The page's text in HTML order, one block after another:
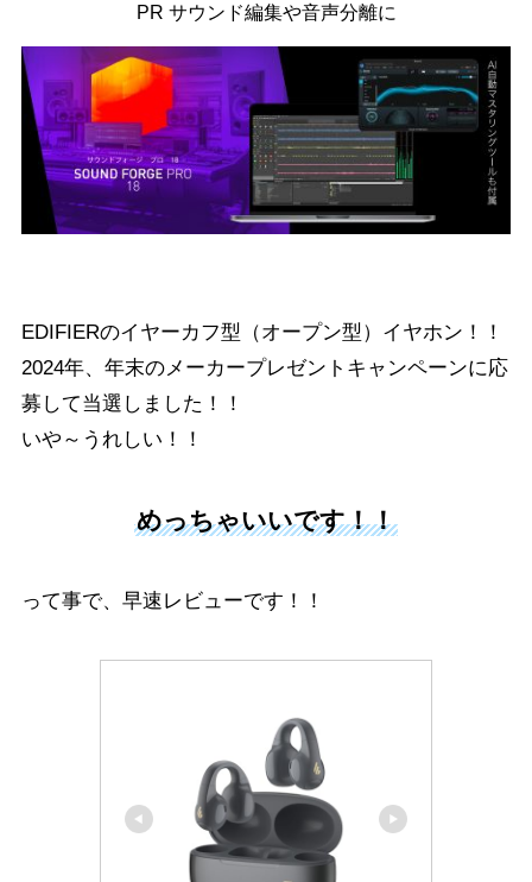
PR サウンド編集や音声分離に
EDIFIERのイヤーカフ型（オープン型）イヤホン！！
2024年、年末のメーカープレゼントキャンペーンに応
募して当選しました！！
いや～うれしい！！
めっちゃいいです！！
って事で、早速レビューです！！